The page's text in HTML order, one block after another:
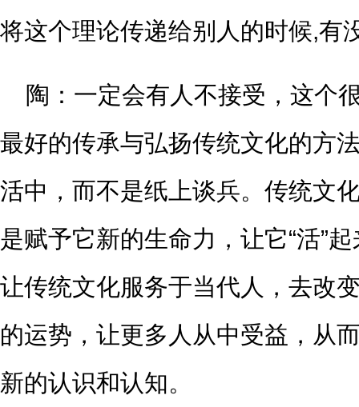
将这个理论传递给别人的时候,有
陶：一定会有人不接受，这个
最好的传承与弘扬传统文化的方
活中，而不是纸上谈兵。传统文
是赋予它新的生命力，让它“活”
让传统文化服务于当代人，去改
的运势，让更多人从中受益，从
新的认识和认知。